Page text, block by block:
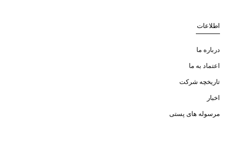
اطلاعات
درباره ما
اعتماد به ما
تاریخچه شرکت
اخبار
مرسوله های پستی